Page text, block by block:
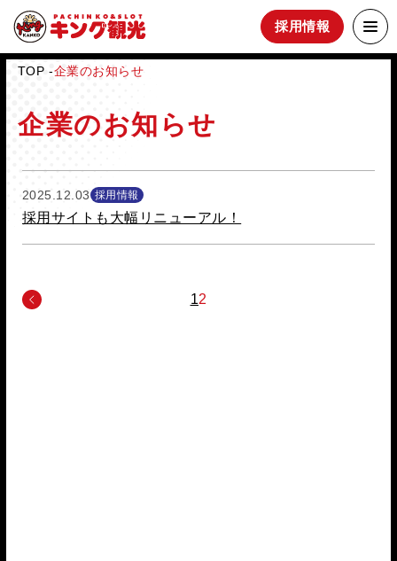
採用情報
TOP 企業のお知らせ
企業のお知らせ
2025.12.03 採用情報
採用サイトも大幅リニューアル！
12